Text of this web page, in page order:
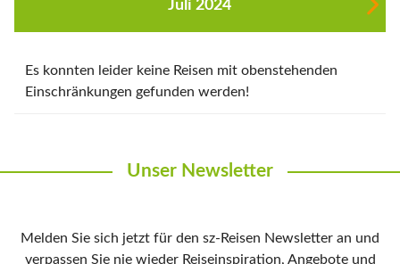
Juli 2024
Es konnten leider keine Reisen mit obenstehenden
Einschränkungen gefunden werden!
Unser Newsletter
Melden Sie sich jetzt für den sz-Reisen Newsletter an und
verpassen Sie nie wieder Reiseinspiration, Angebote und